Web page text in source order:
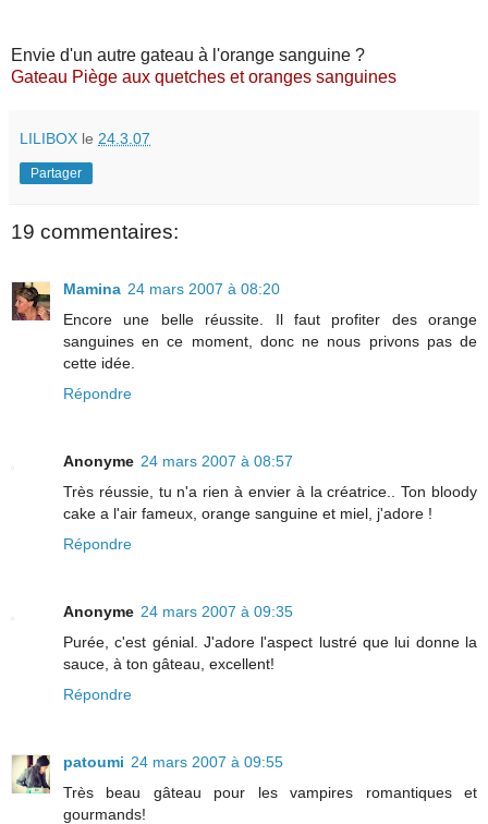
Envie d'un autre gateau à l'orange sanguine ?
Gateau Piège aux quetches et oranges sanguines
LILIBOX le 24.3.07
Partager
19 commentaires:
Mamina 24 mars 2007 à 08:20
Encore une belle réussite. Il faut profiter des orange
sanguines en ce moment, donc ne nous privons pas de
cette idée.
Répondre
Anonyme 24 mars 2007 à 08:57
Très réussie, tu n'a rien à envier à la créatrice.. Ton bloody
cake a l'air fameux, orange sanguine et miel, j'adore !
Répondre
Anonyme 24 mars 2007 à 09:35
Purée, c'est génial. J'adore l'aspect lustré que lui donne la
sauce, à ton gâteau, excellent!
Répondre
patoumi 24 mars 2007 à 09:55
Très beau gâteau pour les vampires romantiques et
gourmands!